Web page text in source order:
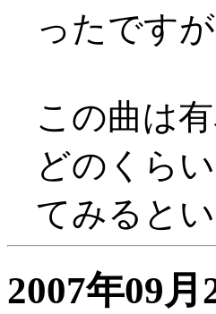
ったです
この曲は
どのくら
てみると
2007年09月